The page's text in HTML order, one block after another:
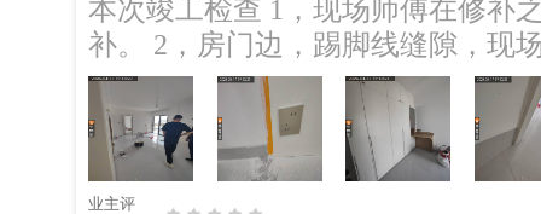
本次竣工检查 1，现场师傅在修补
补。 2，房门边，踢脚线缝隙，现场已经对接处理。 3，阳台栏杆下方缝隙可以
打胶或者填缝收口。 4，大门上方墙面破损的位置已经对接师傅修补。 建议
1、入住前保持室内通风3个月左右，空气检测
萝等绿植，光合作用可对甲醛微量吸附。 3、室内存放一些吸附
内异味。
业主评